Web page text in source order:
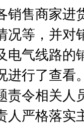
售商家进
况等，并对
电气线路的
进行了查看
责令相关人
人严格落实